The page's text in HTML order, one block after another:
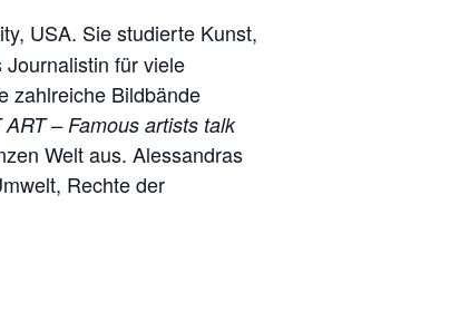
USA. Sie studierte Kunst,
Journalistin für viele
zahlreiche Bildbände
ART – Famous artists talk
Welt aus. Alessandras
Rechte der